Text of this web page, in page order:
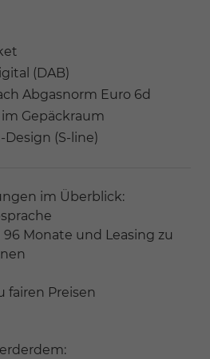
(DAB)
Abgasnorm Euro 6d
Gepäckraum
(S-line)
im Überblick:
Monate und Leasing zu
fairen Preisen